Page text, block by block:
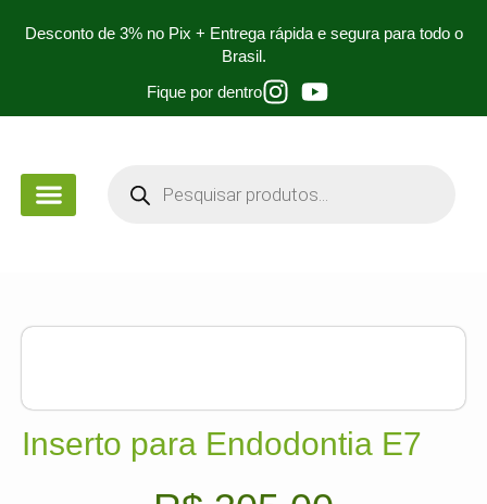
Desconto de 3% no Pix + Entrega rápida e segura para todo o
Brasil.
Fique por dentro
Inserto para Endodontia E7